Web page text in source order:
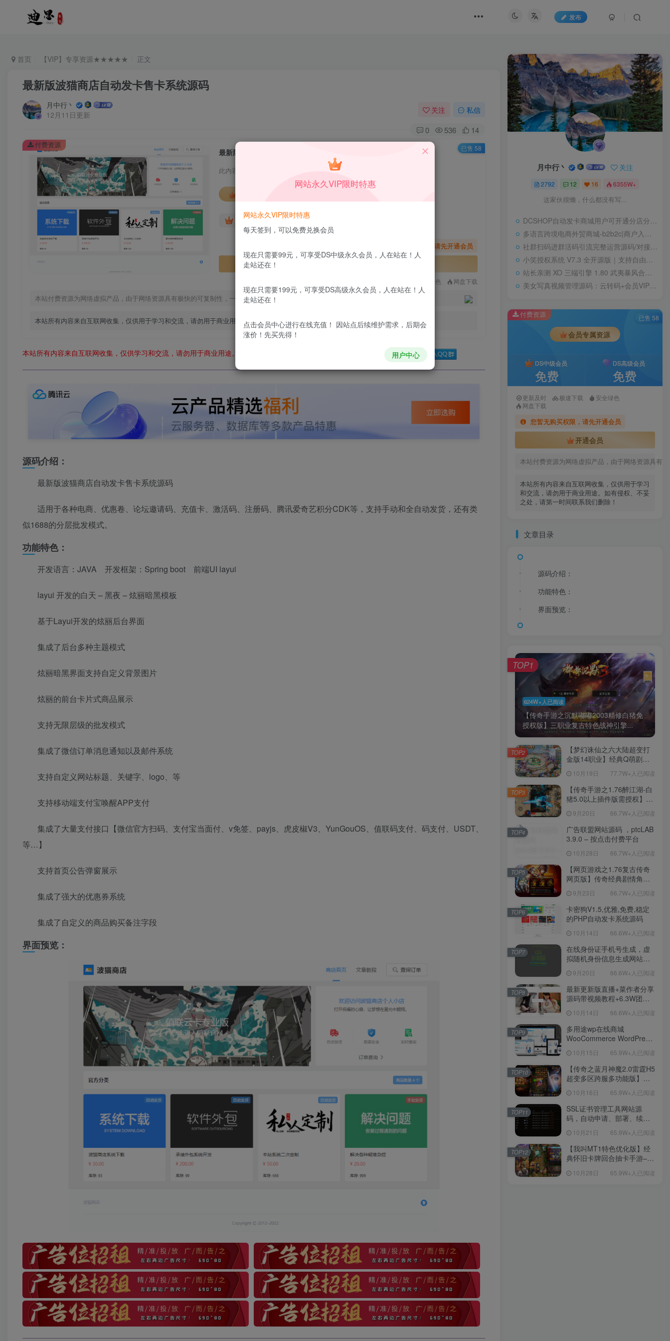
发布
首页 【VIP】专享资源★★★★★ 正文
最新版波猫商店自动发卡售卡系统源码
月中行丶
12月11日更新
关注 私信
0 536 14
最新版波猫商店自动发卡售卡系统源码
此内容为付费资源，请付费后查看
DS中级会员 免费 DS高级会员
您暂无购买权限，请先开通会员
安全绿色 网盘下载
本站付费资源为网络虚拟产品，由于网络资源具有极快的可复制性，一经出售不予退款，购买如有疑问请及时联系站长QQ：
本站所有内容来自互联网收集，仅供用于学习和交流，请勿用于商业用途。如有侵权、不妥之处，请第一时间联系我们删除！
付费资源 已售 58
本站所有内容来自互联网收集，仅供学习和交流，请勿用于商业用途。如有侵权、不妥之处，请第一时间联系我们删除！ Q群：
源码介绍：
最新版波猫商店自动发卡售卡系统源码
适用于各种电商、优惠卷、论坛邀请码、充值卡、激活码、注册码、腾讯爱奇艺积分CDK等，支持手动和全自动发货，还有类
似1688的分层批发模式。
功能特色：
开发语言：JAVA 开发框架：Spring boot 前端UI layui
layui 开发的白天 – 黑夜 – 炫丽暗黑模板
基于Layui开发的炫丽后台界面
集成了后台多种主题模式
炫丽暗黑界面支持自定义背景图片
炫丽的前台卡片式商品展示
支持无限层级的批发模式
集成了微信订单消息通知以及邮件系统
支持自定义网站标题、关键字、logo、等
支持移动端支付宝唤醒APP支付
集成了大量支付接口【微信官方扫码、支付宝当面付、v免签、payjs、虎皮椒V3、YunGouOS、值联码支付、码支付、USDT、
等…】
支持首页公告弹窗展示
集成了强大的优惠券系统
集成了自定义的商品购买备注字段
界面预览：
月中行丶 关注
2792 12 16 6355W+
这家伙很懒，什么都没有写...
DCSHOP自动发卡商城用户可开通分店分销，支持实物发货，自带博客功能
多语言跨境电商外贸商城-b2b2c|商户入驻|随机物流|信用分|平台代发
社群扫码进群活码引流完整运营源码/对接免签约支付接口/推广正常绑定下级
小笑授权系统 V7.3 全开源版｜支持自由二次开发
站长亲测 XO 三端引擎 1.80 武夷暴风合击复古传奇手游服务端 魔神领域盘古圣地降魔天堂
美女写真视频管理源码：云转码+会员VIP系统，一键采集+代理系统全支持
付费资源
会员专属资源
DS中级会员
免费
DS高级会员
免费
更新及时 极速下载
安全绿色
网盘下载
您暂无购买权限，请先开通会员
开通会员
本站付费资源为网络虚拟产品，由于网络资源具有
本站所有内容来自互联网收集，仅供用于学习
和交流，请勿用于商业用途。如有侵权、不妥
之处，请第一时间联系我们删除！
已售 58
文章目录
源码介绍：
功能特色：
界面预览：
624W+人已阅读
【传奇手游之沉默嘟嘟2003精修白猪免
授权版】三职业复古特色战神引擎...
TOP1
【梦幻诛仙之六大陆超变打
金版14职业】经典Q萌剧情
Linux服务端源码视频架设教
程-新版多功能GM网页后台
工具-安卓苹果IOS双端版
本！
10月19日 77.7W+人已阅读
TOP2
【传奇手游之1.76醉江湖-白
猪5.0以上插件版需授权】三
手游-Win服务端源码视频架
设教程-新版GM多功能网页
授权物品后台-九层妖塔-法宠
系统-历练殿堂-尸家重地-GM
直冲网页后台-安卓苹果IOS
双端版本！
9月20日 66.7W+人已阅读
TOP3
广告联盟网站源码 ，ptcLAB
3.9.0 – 按点击付费平台
10月28日 66.7W+人已阅读
TOP4
【网页游戏之1.76复古传奇
网页版】传奇经典剧情角色
Win服务端源码视频架设教
程！
9月23日 66.7W+人已阅读
TOP5
卡密狗V1.5,优雅,免费,稳定
的PHP自动发卡系统源码
10月14日 66.6W+人已阅读
TOP6
在线身份证手机号生成，虚
拟随机身份信息生成网站源
9月20日 66.6W+人已阅读
TOP7
最新更新版直播+菜作者分享
源码带视频教程+6.3W团购
【源码+教程】
10月14日 66.6W+人已阅读
TOP8
多用途wp在线商城
WooCommerce WordPress
10月15日 65.9W+人已阅读
TOP9
【传奇之蓝月神魔2.0雷霆H5
超变多区跨服多功能版】三
网H5全网通传奇手游-最新整
理单机一键即玩镜像端-打包
Linux服务端源码-视频架设
教程
10月16日 65.9W+人已阅读
TOP10
SSL证书管理工具网站源
码，自动申请、部署、续期
10月21日 65.9W+人已阅读
TOP11
【我叫MT1特色优化版】经
典怀旧卡牌回合抽卡手游–打
教程-多功能GM后台工具-网
10月28日 65.9W+人已阅读
TOP12
网站永久VIP限时特惠
网站永久VIP限时特惠
每天签到，可以免费兑换会员
现在只需要99元，可享受DS中级永久会员，人在站在！人
走站还在！
现在只需要199元，可享受DS高级永久会员，人在站在！人
走站还在！
点击会员中心进行在线充值！ 因站点后续维护需求，后期会
涨价！先买先得！
用户中心